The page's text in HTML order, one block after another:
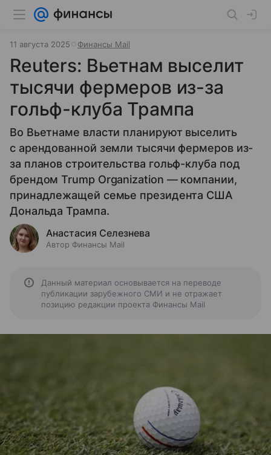
11 августа 2025 Финансы Mail
Reuters: Вьетнам выселит
тысячи фермеров из-за
гольф-клуба Трампа
Во Вьетнаме власти планируют выселить
с арендованной земли тысячи фермеров из-
за планов строительства гольф-клуба под
брендом Trump Organization — компании,
принадлежащей семье президента США
Дональда Трампа.
Анастасия Селезнева
Автор Финансы Mail
Данный материал основывается на переводе
публикации зарубежного СМИ и не отражает
позицию редакции проекта Финансы Mail